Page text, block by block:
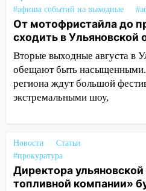
знакомого 191 тысячу
13:14 Ураган оторвал
проспекте Филатова
13:12
Дерево
Новгородской в
на электрощит
В Заволжском
13:08
Ураган ударил
сорванные крыши,
затопленные улицы и
#афиша событий на выходные
От мотофристайла до
сходить в Ульяновской
Вторые выходные августа в
обещают быть насыщенными.
региона ждут большой
экстремальными шоу,
Новости
Статьи
#прокуратура
Директора
топливной компании»